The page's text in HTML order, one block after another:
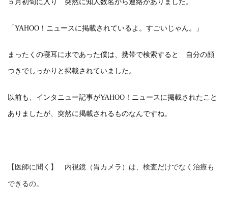
５月初旬に入り 突然に知人数名から連絡がありました。
「YAHOO！ニュースに掲載されているよ。すごいじゃん。」
まったくの寝耳に水であった僕は、携帯で検索すると 自分の顔
つきでしっかりと掲載されていました。
以前も、インタニュー記事がYAHOO！ニュースに掲載されたこと
ありましたが、突然に掲載されるものなんですね。
【医師に聞く】 内視鏡（胃カメラ）は、検査だけでなく治療も
できるの。